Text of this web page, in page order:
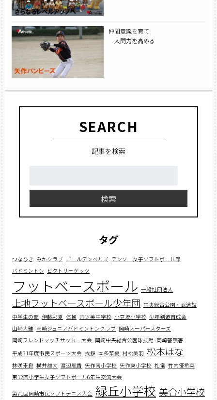
仲間意識を育て
人間力を高める
SEARCH
記事を検索
検索
タグ
つなひき みかクラブ ゴールデンベルズ デンソー女子ソフトボール部
バドミントン ビクトリーゲッツ
フットベースボール 一般社団法人
上地フットベースボール少年団 中央総合公園・武道館
中学生の部 伊藤彩夏 体操 六ツ美中学校 小豆坂小学校 少年剣道育成会
山﨑大雅 岡崎ジュニアバドミントンクラブ 岡崎スーパースターズ
岡崎フレンドマッチサッカー大会 岡崎中央総合公園球技場 岡崎警察署
平成31年度市民スポーツ大会 挨拶 本多菜夏 村松美羽 松本はな
林咲来良 横井雄大 渡辺風香 矢作南小学校 矢作東小学校 礼儀 竹内優希菜
第12回小学生女子ソフトボール6年生交流大会
第71回岡崎市民ソフトテニス大会 緑丘小学校 美合小学校